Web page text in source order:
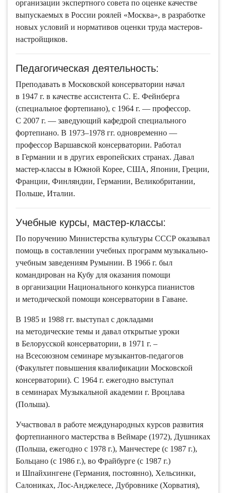
настройщиков.
Педагогическая деятельность:
Преподавать в Московской консерватории начал
в 1947 г. в качестве ассистента С. Е. Фейнберга
(специальное фортепиано), с 1964 г. — профессор.
C 2007 г. — заведующий кафедрой специального
фортепиано. В 1973–1978 гг. одновременно —
профессор Варшавской консерватории. Работал
в Германии и в других европейских странах. Давал
мастер-классы в Южной Корее, США, Японии, Греции,
Франции, Финляндии, Германии, Великобритании,
Польше, Италии.
Учебные курсы, мастер-классы:
По поручению Министерства культуры СССР оказывал
помощь в составлении учебных программ музыкально-
учебным заведениям Румынии. В 1966 г. был
командирован на Кубу для оказания помощи
в организации Национального конкурса пианистов
и методической помощи консерватории в Гаване.
В 1985 и 1988 гг. выступал с докладами
на методические темы и давал открытые уроки
на Всесоюзном семинаре музыкантов-педагогов
(Факультет повышения квалификации Московской
консерватории). С 1964 г. ежегодно выступал
в семинарах Музыкальной академии г. Вроцлава
(Польша).
Участвовал в работе международных курсов развития
фортепианного мастерства в Веймаре (1972), Душниках
Больцано (с 1986 г.), во Фрайбурге (с 1987 г.)
и Шпайхингене (Германия, постоянно), Хельсинки,
Салониках, Лос-Анджелесе, Дубровнике (Хорватия),
Париже, Токио, Лондоне, ежегодно – в Тамбове.